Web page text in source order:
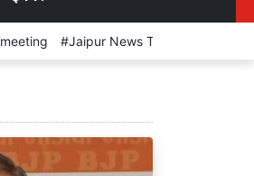
meeting Jaipur News Today